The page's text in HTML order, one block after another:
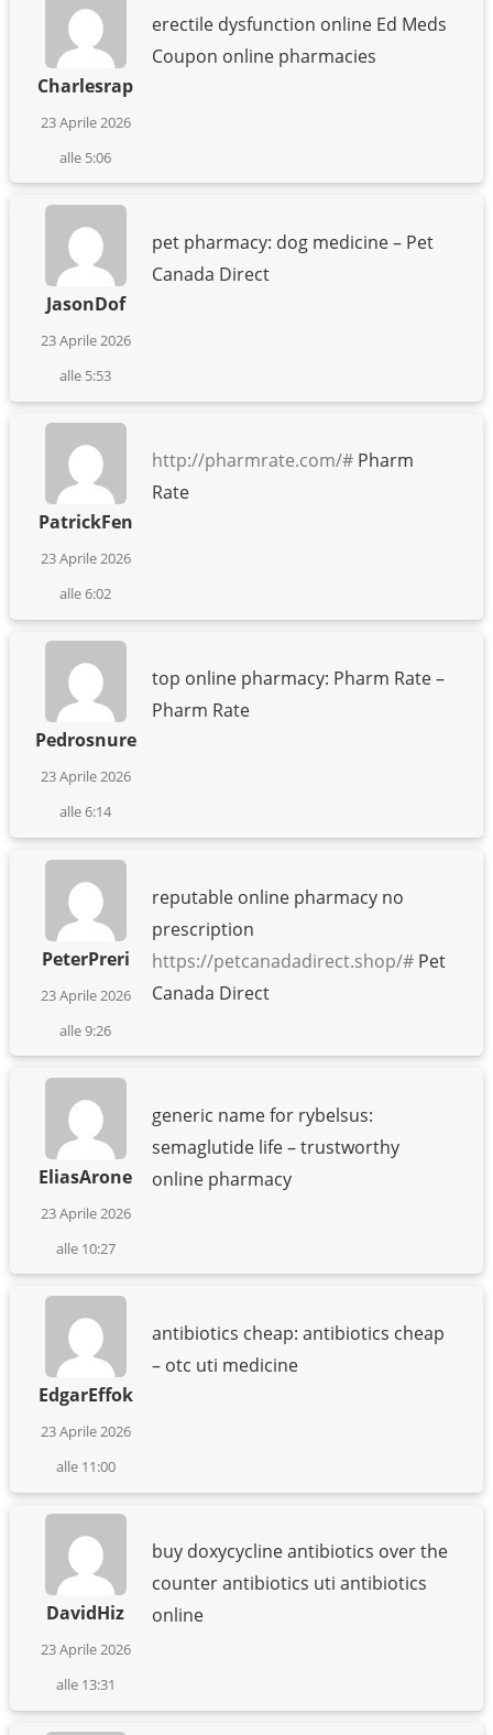
Charlesrap
23 Aprile 2026
alle 5:06
erectile dysfunction online Ed Meds
Coupon online pharmacies
JasonDof
23 Aprile 2026
alle 5:53
pet pharmacy: dog medicine – Pet
Canada Direct
PatrickFen
23 Aprile 2026
alle 6:02
http://pharmrate.com/#Pharm
Rate
Pedrosnure
23 Aprile 2026
alle 6:14
top online pharmacy: Pharm Rate –
Pharm Rate
PeterPreri
23 Aprile 2026
alle 9:26
reputable online pharmacy no
prescription
https://petcanadadirect.shop/#Pet
Canada Direct
EliasArone
23 Aprile 2026
alle 10:27
generic name for rybelsus:
semaglutide life – trustworthy
online pharmacy
EdgarEffok
23 Aprile 2026
alle 11:00
antibiotics cheap: antibiotics cheap
– otc uti medicine
DavidHiz
23 Aprile 2026
alle 13:31
buy doxycycline antibiotics over the
counter antibiotics uti antibiotics
online